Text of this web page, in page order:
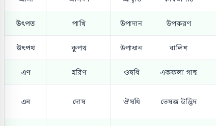
উৎপত পাখি উপাদান উপকরণ
উৎপথ কুপথ উপাধান বালিশ
এণ হরিণ ওষধি একফলা গাছ
এন দোষ ঔষধি ভেষজ উদ্ভিদ